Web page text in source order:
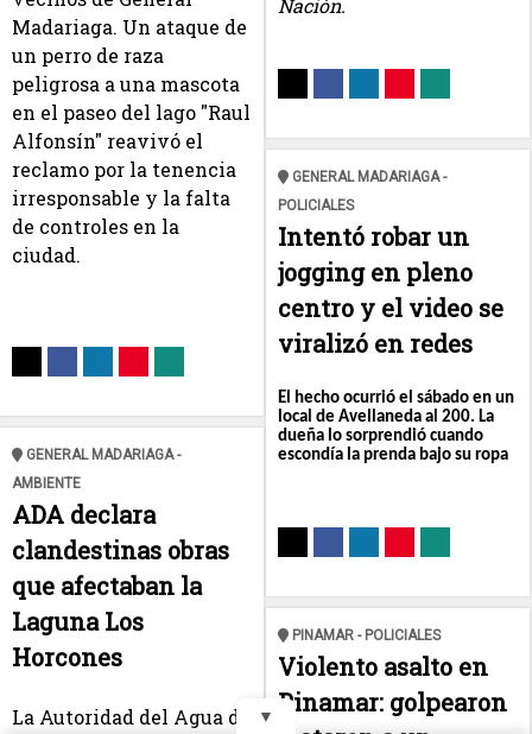
Madariaga. Un ataque de
un perro de raza
peligrosa a una mascota
en el paseo del lago "Raul
Alfonsín" reavivó el
reclamo por la tenencia
irresponsable y la falta
de controles en la
ciudad.
GENERAL MADARIAGA -
AMBIENTE
ADA declara
clandestinas obras
que afectaban la
Laguna Los
Horcones
La Autoridad del Agua de
Nación.
GENERAL MADARIAGA -
POLICIALES
Intentó robar un
jogging en pleno
centro y el video se
viralizó en redes
El hecho ocurrió el sábado en un
local de Avellaneda al 200. La
dueña lo sorprendió cuando
escondía la prenda bajo su ropa
PINAMAR - POLICIALES
Violento asalto en
Pinamar: golpearon
▼